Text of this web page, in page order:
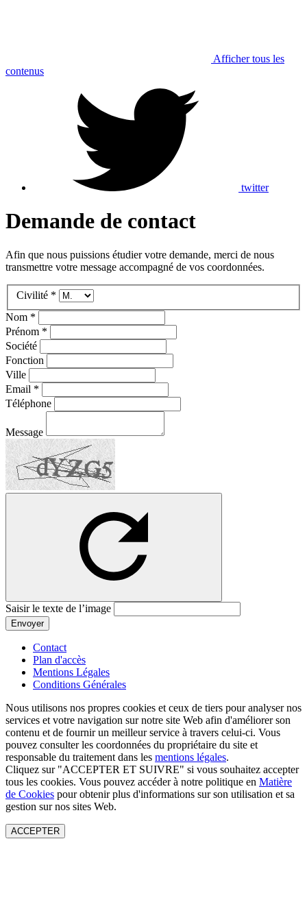
Afficher tous les
contenus
twitter
Demande de contact
Afin que nous puissions étudier votre demande, merci de nous
transmettre votre message accompagné de vos coordonnées.
Civilité *
Nom *
Prénom *
Société
Fonction
Ville
Email *
Téléphone
Message
Saisir le texte de l’image
Envoyer
Contact
Plan d'accès
Mentions Légales
Conditions Générales
Nous utilisons nos propres cookies et ceux de tiers pour analyser nos
services et votre navigation sur notre site Web afin d'améliorer son
contenu et de fournir un meilleur service à travers celui-ci. Vous
pouvez consulter les coordonnées du propriétaire du site et
responsable du traitement dans les mentions légales.
Cliquez sur "ACCEPTER ET SUIVRE" si vous souhaitez accepter
tous les cookies. Vous pouvez accéder à notre politique en Matière
de Cookies pour obtenir plus d'informations sur son utilisation et sa
gestion sur nos sites Web.
ACCEPTER